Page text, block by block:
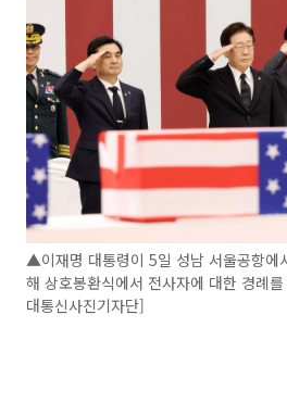
▲이재명 대통령이 5일 성남 서울공항에
해 상호봉환식에서 전사자에 대한 경례
대통신사진기자단]